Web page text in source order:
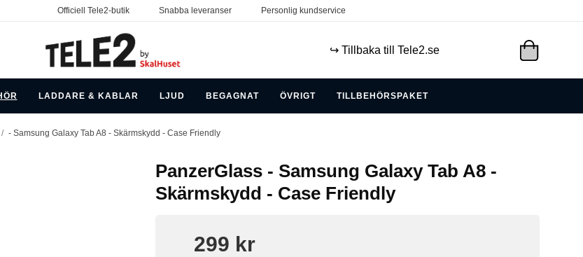
Officiell Tele2-butik Snabba leveranser Personlig kundservice
↪️ Tillbaka till Tele2.se
LADDARE & KABLAR LJUD BEGAGNAT ÖVRIGT TILLBEHÖRSPAKET
/ - Samsung Galaxy Tab A8 - Skärmskydd - Case Friendly
PanzerGlass - Samsung Galaxy Tab A8 -
Skärmskydd - Case Friendly
299 kr